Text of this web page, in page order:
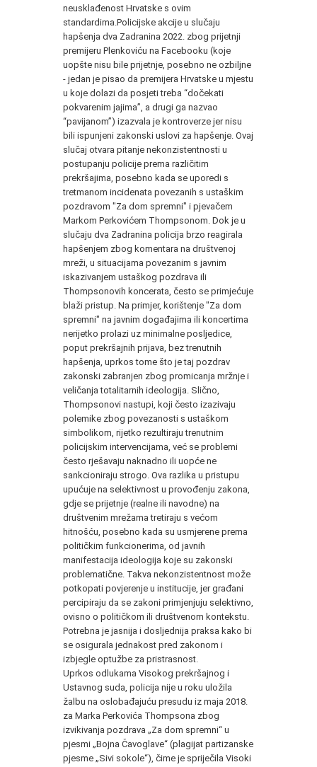
neusklađenost Hrvatske s ovim
standardima.Policijske akcije u slučaju
hapšenja dva Zadranina 2022. zbog prijetnji
premijeru Plenkoviću na Facebooku (koje
uopšte nisu bile prijetnje, posebno ne ozbiljne
- jedan je pisao da premijera Hrvatske u mjestu
u koje dolazi da posjeti treba “dočekati
pokvarenim jajima”, a drugi ga nazvao
“pavijanom”) izazvala je kontroverze jer nisu
bili ispunjeni zakonski uslovi za hapšenje. Ovaj
slučaj otvara pitanje nekonzistentnosti u
postupanju policije prema različitim
prekršajima, posebno kada se uporedi s
tretmanom incidenata povezanih s ustaškim
pozdravom "Za dom spremni" i pjevačem
Markom Perkovićem Thompsonom. Dok je u
slučaju dva Zadranina policija brzo reagirala
hapšenjem zbog komentara na društvenoj
mreži, u situacijama povezanim s javnim
iskazivanjem ustaškog pozdrava ili
Thompsonovih koncerata, često se primjećuje
blaži pristup. Na primjer, korištenje "Za dom
spremni" na javnim događajima ili koncertima
nerijetko prolazi uz minimalne posljedice,
poput prekršajnih prijava, bez trenutnih
hapšenja, uprkos tome što je taj pozdrav
zakonski zabranjen zbog promicanja mržnje i
veličanja totalitarnih ideologija. Slično,
Thompsonovi nastupi, koji često izazivaju
polemike zbog povezanosti s ustaškom
simbolikom, rijetko rezultiraju trenutnim
policijskim intervencijama, već se problemi
često rješavaju naknadno ili uopće ne
sankcioniraju strogo. Ova razlika u pristupu
upućuje na selektivnost u provođenju zakona,
gdje se prijetnje (realne ili navodne) na
društvenim mrežama tretiraju s većom
hitnošću, posebno kada su usmjerene prema
političkim funkcionerima, od javnih
manifestacija ideologija koje su zakonski
problematične. Takva nekonzistentnost može
potkopati povjerenje u institucije, jer građani
percipiraju da se zakoni primjenjuju selektivno,
ovisno o političkom ili društvenom kontekstu.
Potrebna je jasnija i dosljednija praksa kako bi
se osigurala jednakost pred zakonom i
izbjegle optužbe za pristrasnost.
Uprkos odlukama Visokog prekršajnog i
Ustavnog suda, policija nije u roku uložila
žalbu na oslobađajuću presudu iz maja 2018.
za Marka Perkovića Thompsona zbog
izvikivanja pozdrava „Za dom spremni“ u
pjesmi „Bojna Čavoglave“ (plagijat partizanske
pjesme „Sivi sokole“), čime je spriječila Visoki